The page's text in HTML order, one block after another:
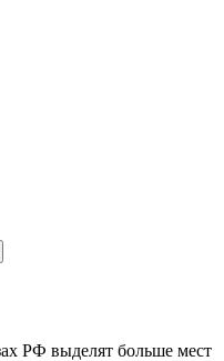
РФ выделят больше мест